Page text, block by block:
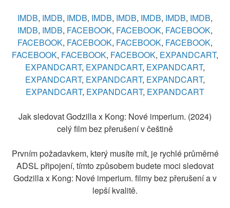
IMDB, IMDB, IMDB, IMDB, IMDB, IMDB, IMDB, IMDB,
IMDB, IMDB, FACEBOOK, FACEBOOK, FACEBOOK,
FACEBOOK, FACEBOOK, FACEBOOK, FACEBOOK,
FACEBOOK, FACEBOOK, FACEBOOK, EXPANDCART,
EXPANDCART, EXPANDCART, EXPANDCART,
EXPANDCART, EXPANDCART, EXPANDCART,
EXPANDCART, EXPANDCART, EXPANDCART
Jak sledovat Godzilla x Kong: Nové imperium. (2024)
celý film bez přerušení v češtině
Prvním požadavkem, který musíte mít, je rychlé průměrné
ADSL připojení, tímto způsobem budete moci sledovat
Godzilla x Kong: Nové imperium. filmy bez přerušení a v
lepší kvalitě.